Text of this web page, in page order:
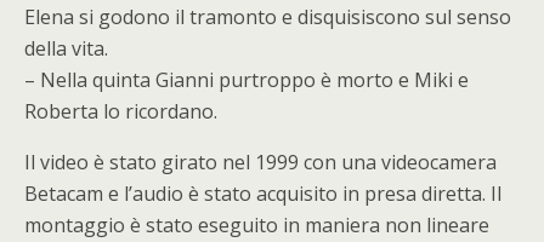
Elena si godono il tramonto e disquisiscono sul senso
della vita.
– Nella quinta Gianni purtroppo è morto e Miki e
Roberta lo ricordano.
Il video è stato girato nel 1999 con una videocamera
Betacam e l’audio è stato acquisito in presa diretta. Il
montaggio è stato eseguito in maniera non lineare